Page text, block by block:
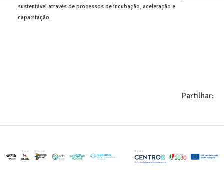
sustentável através de processos de incubação, aceleração e
capacitação.
Partilhar: